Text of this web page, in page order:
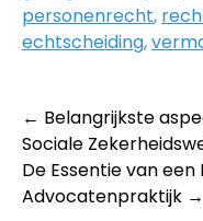
personenrecht,
echtscheiding,
Post
navigation
← Belangrijkste
Sociale
De Essentie van
Advocatenpraktijk →